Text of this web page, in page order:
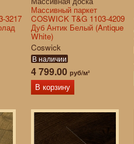
3217
Массивный паркет
COSWICK T&G 1103-4209
Дуб Антик Белый (Antique
White)
Coswick
В наличии
4 799.00руб/м²
В корзину